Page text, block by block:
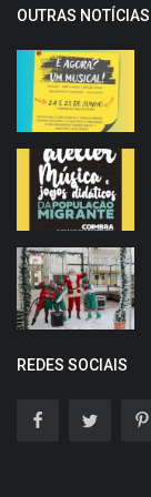
OUTRAS NOTÍCIAS
REDES SOCIAIS